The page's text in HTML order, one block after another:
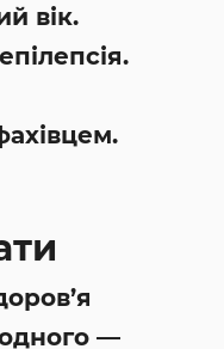
вік.
—